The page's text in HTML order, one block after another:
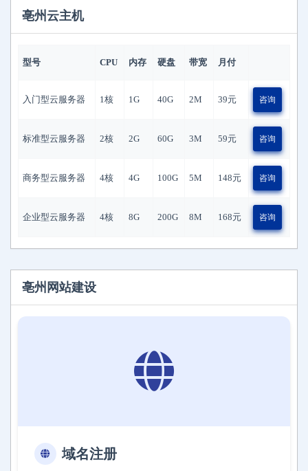
亳州云主机
型号 CPU 内存 硬盘 带宽 月付
入门型云服务器 1核 1G 40G 2M 39元 咨询
标准型云服务器 2核 2G 60G 3M 59元 咨询
商务型云服务器 4核 4G 100G 5M 148元 咨询
企业型云服务器 4核 8G 200G 8M 168元 咨询
亳州网站建设
域名注册